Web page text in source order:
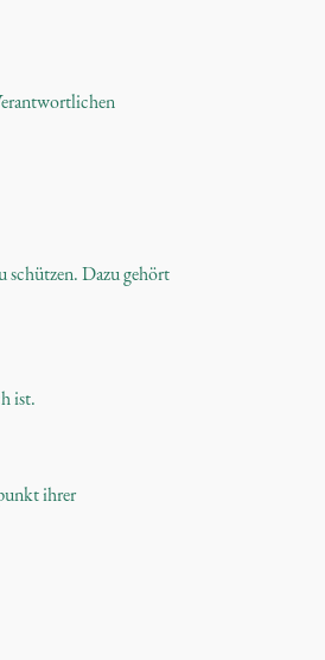
schützen. Dazu gehört
ist.
ihrer